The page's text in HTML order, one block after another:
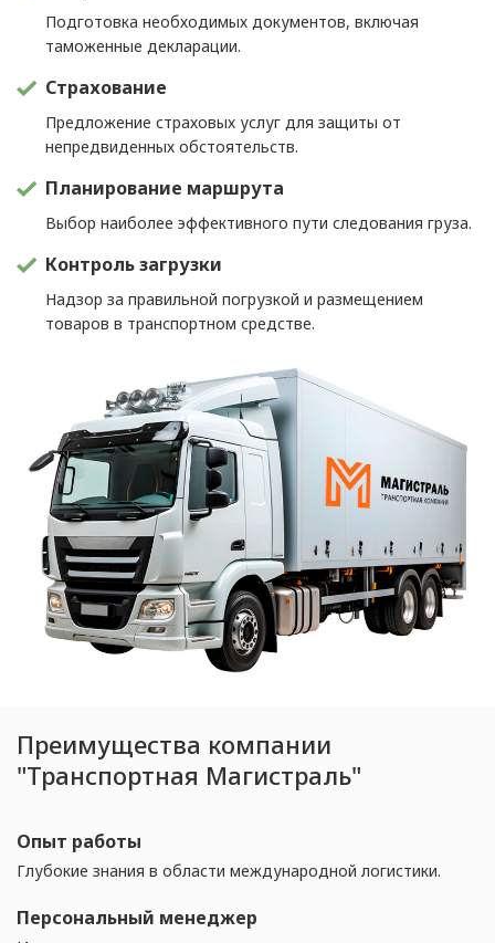
Подготовка необходимых документов, включая
таможенные декларации.
Страхование
Предложение страховых услуг для защиты от
непредвиденных обстоятельств.
Планирование маршрута
Выбор наиболее эффективного пути следования груза.
Контроль загрузки
Надзор за правильной погрузкой и размещением
товаров в транспортном средстве.
Преимущества компании
"Транспортная Магистраль"
Опыт работы
Глубокие знания в области международной логистики.
Персональный менеджер